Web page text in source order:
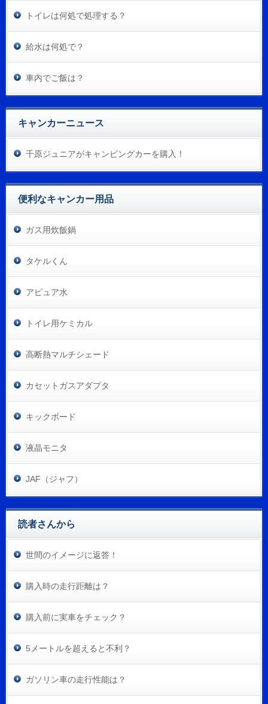
トイレは何処で処理する？
給水は何処で？
車内でご飯は？
キャンカーニュース
千原ジュニアがキャンピングカーを購入！
便利なキャンカー用品
ガス用炊飯鍋
タケルくん
アピュア水
トイレ用ケミカル
高断熱マルチシェード
カセットガスアダプタ
キックボード
液晶モニタ
JAF（ジャフ）
読者さんから
世間のイメージに返答！
購入時の走行距離は？
購入前に実車をチェック？
5メートルを超えると不利？
ガソリン車の走行性能は？